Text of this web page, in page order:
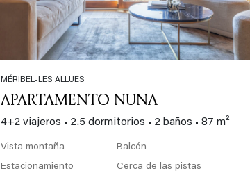
MÉRIBEL-LES ALLUES
APARTAMENTO NUNA
4+2 viajeros • 2.5 dormitorios • 2 baños • 87 m²
Vista montaña
Estacionamiento
Balcón
Cerca de las pistas